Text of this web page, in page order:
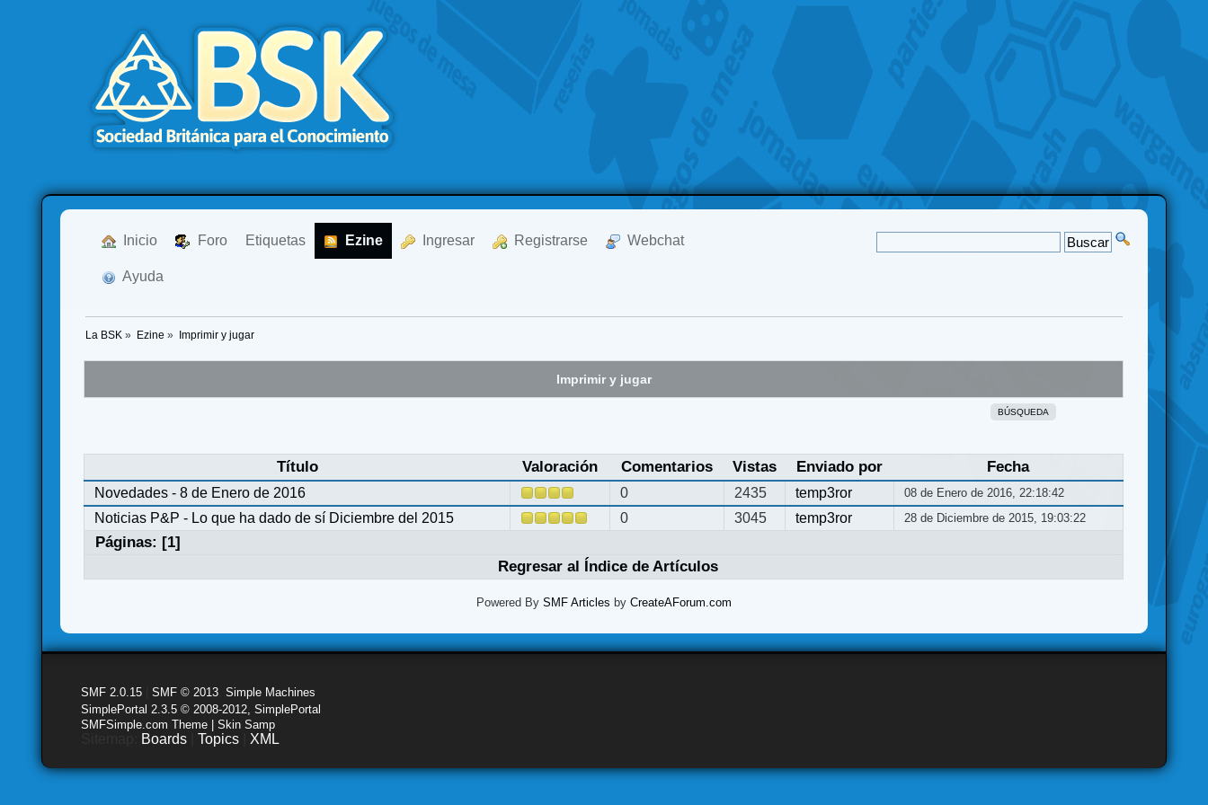
Inicio Foro Etiquetas Ezine Ingresar Registrarse Webchat
Ayuda
La BSK » Ezine » Imprimir y jugar
Imprimir y jugar
BÚSQUEDA
Título Valoración Comentarios Vistas Enviado por Fecha
Novedades - 8 de Enero de 2016 0 2435 temp3ror 08 de Enero de 2016, 22:18:42
Noticias P&P - Lo que ha dado de sí Diciembre del 2015 0 3045 temp3ror 28 de Diciembre de 2015, 19:03:22
Páginas: [1]
Regresar al Índice de Artículos
Powered By SMF Articles by CreateAForum.com
SMF 2.0.15 |SMF © 2013 ,Simple Machines
SimplePortal 2.3.5 © 2008-2012, SimplePortal
SMFSimple.com Theme | Skin Samp
Boards |Topics XML